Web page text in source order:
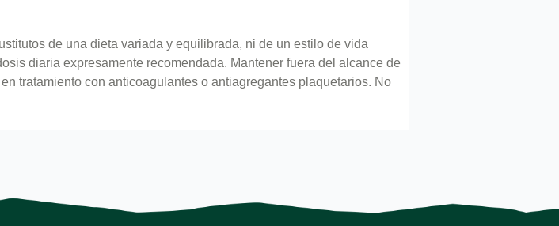
de una dieta variada y equilibrada, ni de un estilo de vida
diaria expresamente recomendada. Mantener fuera del alcance de
tratamiento con anticoagulantes o antiagregantes plaquetarios. No